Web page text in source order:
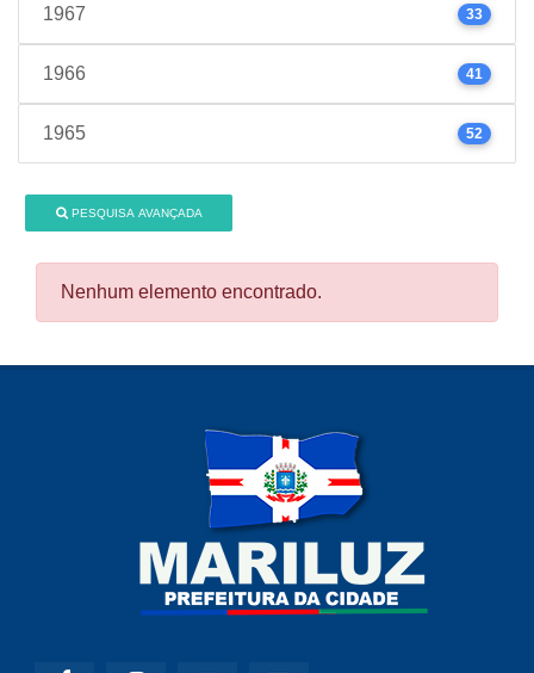
1967 33
1966 41
1965 52
PESQUISA AVANÇADA
Nenhum elemento encontrado.